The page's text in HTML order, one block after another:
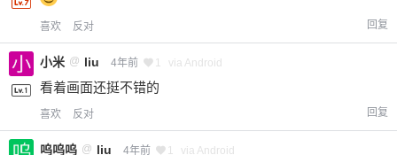
喜欢 反对 回复
小米 @ liu 4年前 1 via Android
看着画面还挺不错的
喜欢 反对 回复
呜呜呜 @ liu 4年前 1 via Android